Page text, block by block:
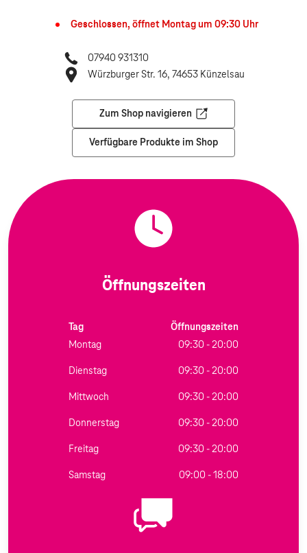
Geschlossen, öffnet Montag um 09:30 Uhr
07940 931310
Würzburger Str. 16, 74653 Künzelsau
Zum Shop navigieren
Öffnet in einem neuen Tab
Verfügbare Produkte im Shop
Öffnungszeiten
Tag
Öffnungszeiten
Montag
09:30 - 20:00
Dienstag 09:30 - 20:00
Mittwoch 09:30 - 20:00
Donnerstag 09:30 - 20:00
Freitag 09:30 - 20:00
Samstag 09:00 - 18:00